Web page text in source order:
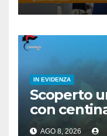
IN EVIDENZA
Scoperto
con
largo di
AGO 8, 2026